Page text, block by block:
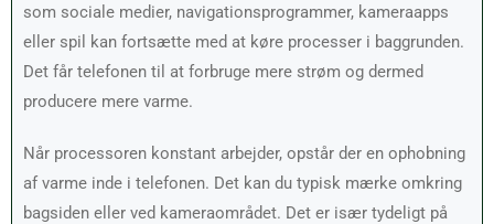
som sociale medier, navigationsprogrammer, kameraapps
eller spil kan fortsætte med at køre processer i baggrunden.
Det får telefonen til at forbruge mere strøm og dermed
producere mere varme.
Når processoren konstant arbejder, opstår der en ophobning
af varme inde i telefonen. Det kan du typisk mærke omkring
bagsiden eller ved kameraområdet. Det er især tydeligt på